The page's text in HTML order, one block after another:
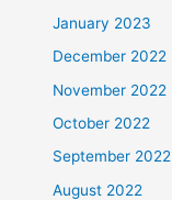
January 2023
December 2022
November 2022
October 2022
September 2022
August 2022